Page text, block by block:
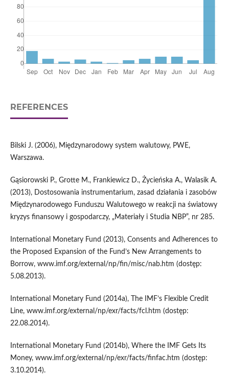
REFERENCES
Bilski J. (2006), Międzynarodowy system walutowy, PWE,
Warszawa.
Gąsiorowski P., Grotte M., Frankiewicz D., Życieńska A., Walasik A.
(2013), Dostosowania instrumentarium, zasad działania i zasobów
Międzynarodowego Funduszu Walutowego w reakcji na światowy
kryzys finansowy i gospodarczy, „Materiały i Studia NBP”, nr 285.
International Monetary Fund (2013), Consents and Adherences to
the Proposed Expansion of the Fund’s New Arrangements to
Borrow, www.imf.org/external/np/fin/misc/nab.htm (dostęp:
5.08.2013).
International Monetary Fund (2014a), The IMF’s Flexible Credit
Line, www.imf.org/external/np/exr/facts/fcl.htm (dostęp:
22.08.2014).
International Monetary Fund (2014b), Where the IMF Gets Its
Money, www.imf.org/external/np/exr/facts/finfac.htm (dostęp:
3.10.2014).